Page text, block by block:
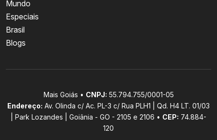
Mundo
Especiais
Brasil
Blogs
Mais Goiás • CNPJ: 55.794.755/0001-05
Endereço: Av. Olinda c/ Ac. PL-3 c/ Rua PLH1 | Qd. H4 LT. 01/03
| Park Lozandes | Goiânia - GO - 2105 e 2106 • CEP: 74.884-
120